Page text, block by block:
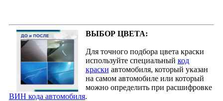
ВЫБОР ЦВЕТА:
Для точного подбора цвета краски
используйте специальный код
краски автомобиля, который указан
на самом автомобиле или который
можно определить при расшифровке
ВИН кода автомобиля.